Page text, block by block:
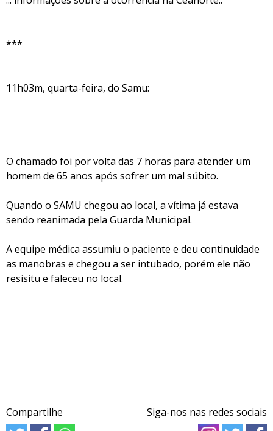
***
11h03m, quarta-feira, do Samu:
O chamado foi por volta das 7 horas para atender um
homem de 65 anos após sofrer um mal súbito.
Quando o SAMU chegou ao local, a vítima já estava
sendo reanimada pela Guarda Municipal.
A equipe médica assumiu o paciente e deu continuidade
as manobras e chegou a ser intubado, porém ele não
resisitu e faleceu no local.
Compartilhe Siga-nos nas redes sociais